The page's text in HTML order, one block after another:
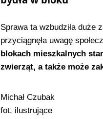
Sprawa ta wzbudziła duże
przyciągnęła uwagę
blokach mieszkalnych
zwierząt, a także może
​Michał Czubak
​fot. ilustrujące